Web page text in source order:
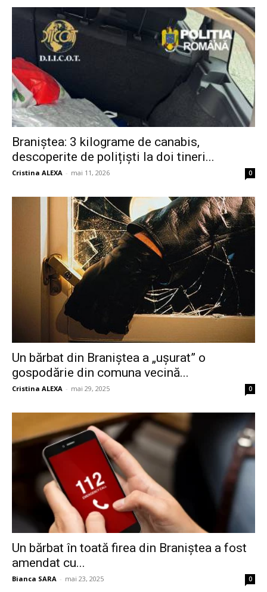
Braniștea: 3 kilograme de canabis,
descoperite de polițiști la doi tineri...
Cristina ALEXA - mai 11, 2026 0
Un bărbat din Braniștea a „ușurat” o
gospodărie din comuna vecină...
Cristina ALEXA - mai 29, 2025 0
Un bărbat în toată firea din Braniștea a fost
amendat cu...
Bianca SARA - mai 23, 2025 0